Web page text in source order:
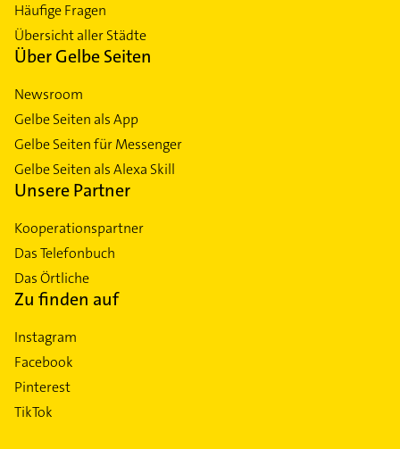
Häufige Fragen
Übersicht aller Städte
Über Gelbe Seiten
Newsroom
Gelbe Seiten als App
Gelbe Seiten für Messenger
Gelbe Seiten als Alexa Skill
Unsere Partner
Kooperationspartner
Das Telefonbuch
Das Örtliche
Zu finden auf
Instagram
Facebook
Pinterest
TikTok